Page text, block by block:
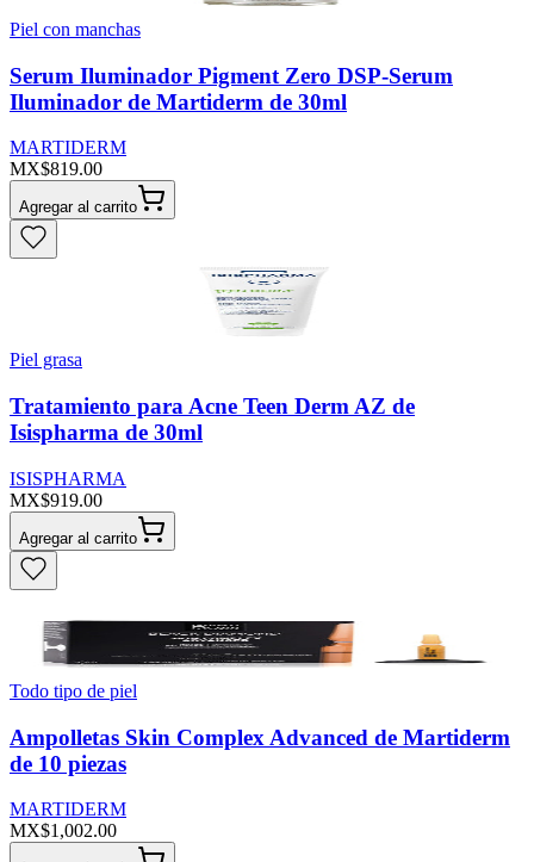
Piel con manchas
Serum Iluminador Pigment Zero DSP-Serum
Iluminador de Martiderm de 30ml
MARTIDERM
MX$819.00
Agregar al carrito
Piel grasa
Tratamiento para Acne Teen Derm AZ de
Isispharma de 30ml
ISISPHARMA
MX$919.00
Agregar al carrito
Todo tipo de piel
Ampolletas Skin Complex Advanced de Martiderm
de 10 piezas
MARTIDERM
MX$1,002.00